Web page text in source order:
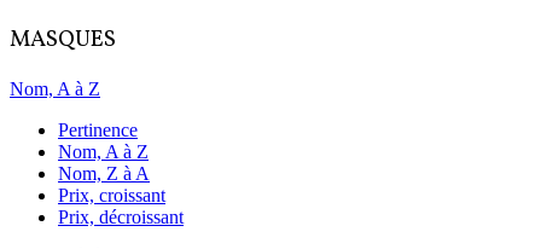
MASQUES
Nom, A à Z
Pertinence
Nom, A à Z
Nom, Z à A
Prix, croissant
Prix, décroissant